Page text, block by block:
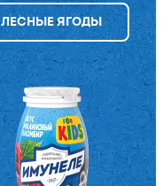
ЛЕСНЫЕ ЯГОДЫ